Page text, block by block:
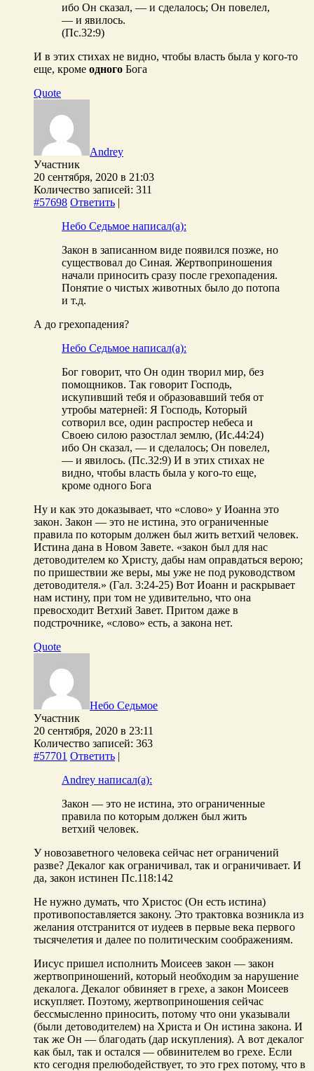
ибо Он сказал, — и сделалось; Он повелел,
— и явилось.
(Пс.32:9)
И в этих стихах не видно, чтобы власть была у кого-то
еще, кроме одного Бога
Quote
Andrey
Участник
20 сентября, 2020 в 21:03
Количество записей: 311
#57698 Ответить |
Небо Седьмое написал(а):
Закон в записанном виде появился позже, но
существовал до Синая. Жертвоприношения
начали приносить сразу после грехопадения.
Понятие о чистых животных было до потопа
и т.д.
А до грехопадения?
Небо Седьмое написал(а):
Бог говорит, что Он один творил мир, без
помощников. Так говорит Господь,
искупивший тебя и образовавший тебя от
утробы матерней: Я Господь, Который
сотворил все, один распростер небеса и
Своею силою разостлал землю, (Ис.44:24)
ибо Он сказал, — и сделалось; Он повелел,
— и явилось. (Пс.32:9) И в этих стихах не
видно, чтобы власть была у кого-то еще,
кроме одного Бога
Ну и как это доказывает, что «слово» у Иоанна это
закон. Закон — это не истина, это ограниченные
правила по которым должен был жить ветхий человек.
Истина дана в Новом Завете. «закон был для нас
детоводителем ко Христу, дабы нам оправдаться верою;
по пришествии же веры, мы уже не под руководством
детоводителя.» (Гал. 3:24-25) Вот Иоанн и раскрывает
нам истину, при том не удивительно, что она
превосходит Ветхий Завет. Притом даже в
подстрочнике, «слово» есть, а закона нет.
Quote
Небо Седьмое
Участник
20 сентября, 2020 в 23:11
Количество записей: 363
#57701 Ответить |
Andrey написал(а):
Закон — это не истина, это ограниченные
правила по которым должен был жить
ветхий человек.
У новозаветного человека сейчас нет ограничений
разве? Декалог как ограничивал, так и ограничивает. И
да, закон истинен Пс.118:142
Не нужно думать, что Христос (Он есть истина)
противопоставляется закону. Это трактовка возникла из
желания отстранится от иудеев в первые века первого
тысячелетия и далее по политическим соображениям.
Иисус пришел исполнить Моисеев закон — закон
жертвоприношений, который необходим за нарушение
декалога. Декалог обвиняет в грехе, а закон Моисеев
искупляет. Поэтому, жертвоприношения сейчас
бессмысленно приносить, потому что они указывали
(были детоводителем) на Христа и Он истина закона. И
так же Он — благодать (дар искупления). А вот декалог
как был, так и остался — обвинителем во грехе. Если
кто сегодня прелюбодействует, то это грех потому, что в